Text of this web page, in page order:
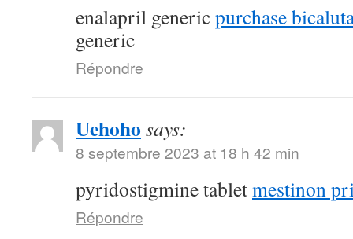
enalapril genericpurchase
generic
Répondre
Uehoho says:
8 septembre 2023 at 18 h 42 min
pyridostigmine tabletmestinon
Répondre